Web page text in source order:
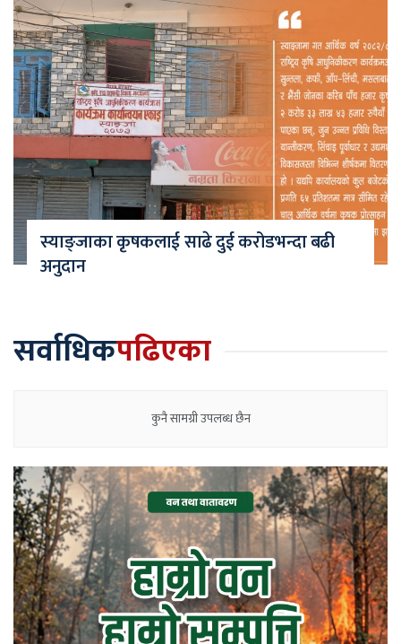
स्याङ्जाका कृषकलाई साढे दुई करोडभन्दा बढी
अनुदान
सर्वाधिकपढिएका
कुनै सामग्री उपलब्ध छैन